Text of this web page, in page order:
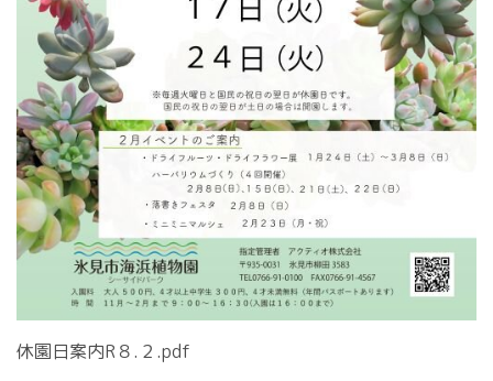
休園日案内R８.２.pdf